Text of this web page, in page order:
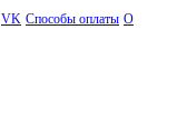
VK Способы оплаты О